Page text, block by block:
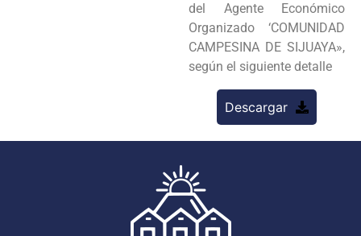
del Agente Económico
Organizado ‘COMUNIDAD
CAMPESINA DE SIJUAYA»,
según el siguiente detalle
Descargar